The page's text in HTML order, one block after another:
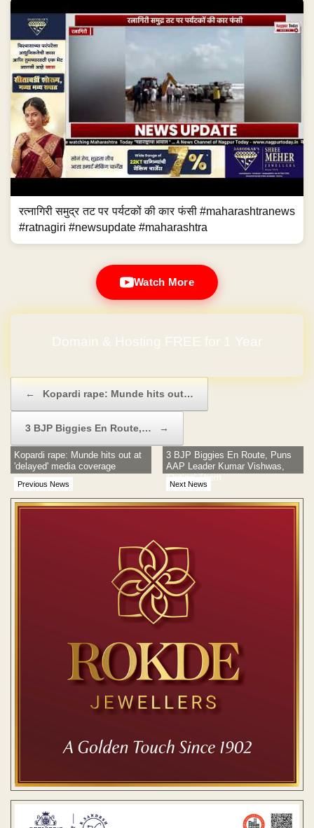
रत्नागिरी समुद्र तट पर पर्यटकों की कार फंसी #maharashtranews
#ratnagiri #newsupdate #maharashtra
Watch More
Domain & Hosting FREE for 1 Year
← Kopardi rape: Munde hits out…
3 BJP Biggies En Route,… →
Previous News
Kopardi rape: Munde hits out at
'delayed' media coverage
Next News
3 BJP Biggies En Route, Puns
AAP Leader Kumar Vishwas,
'Outing' Them